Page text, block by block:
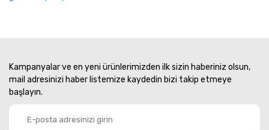
Kampanyalar ve en yeni ürünlerimizden ilk sizin haberiniz olsun,
mail adresinizi haber listemize kaydedin bizi takip etmeye
başlayın.